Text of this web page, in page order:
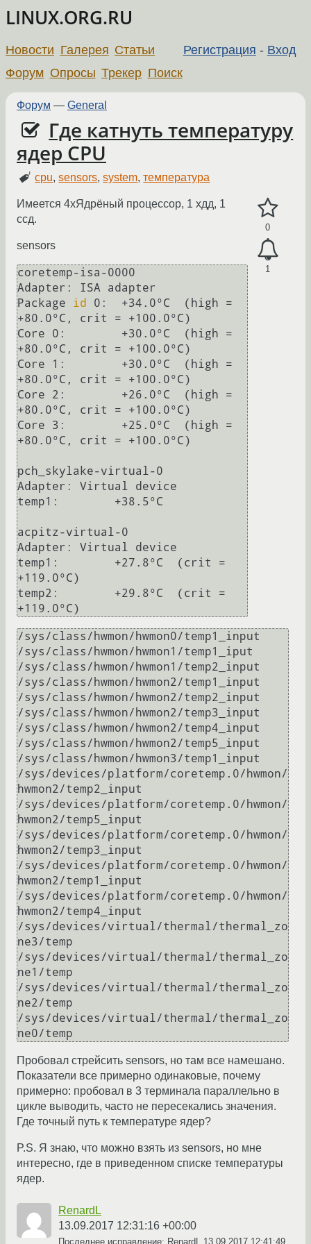
LINUX.ORG.RU
Регистрация - Вход
Новости Галерея Статьи
Форум Опросы Трекер Поиск
Форум — General
Где катнуть температуру
ядер CPU
cpu,sensors,system,температура
0
1
Имеется 4хЯдрёный процессор, 1 хдд, 1
ссд.
sensors
coretemp-isa-0000
Adapter: ISA adapter
Package id
0:  +34.0°C  (high =
+80.0°C, crit = +100.0°C)
Core 0:        +30.0°C  (high =
+80.0°C, crit = +100.0°C)
Core 1:        +30.0°C  (high =
+80.0°C, crit = +100.0°C)
Core 2:        +26.0°C  (high =
+80.0°C, crit = +100.0°C)
Core 3:        +25.0°C  (high =
+80.0°C, crit = +100.0°C)
pch_skylake-virtual-0
Adapter: Virtual device
temp1:        +38.5°C
acpitz-virtual-0
Adapter: Virtual device
temp1:        +27.8°C  (crit =
+119.0°C)
temp2:        +29.8°C  (crit =
/sys/class/hwmon/hwmon0/temp1_input
/sys/class/hwmon/hwmon1/temp1_iput
/sys/class/hwmon/hwmon1/temp2_input
/sys/class/hwmon/hwmon2/temp1_input
/sys/class/hwmon/hwmon2/temp2_input
/sys/class/hwmon/hwmon2/temp3_input
/sys/class/hwmon/hwmon2/temp4_input
/sys/class/hwmon/hwmon2/temp5_input
/sys/class/hwmon/hwmon3/temp1_input
/sys/devices/platform/coretemp.0/hwmon/
hwmon2/temp2_input
/sys/devices/platform/coretemp.0/hwmon/
hwmon2/temp5_input
/sys/devices/platform/coretemp.0/hwmon/
hwmon2/temp3_input
/sys/devices/platform/coretemp.0/hwmon/
hwmon2/temp1_input
/sys/devices/platform/coretemp.0/hwmon/
hwmon2/temp4_input
/sys/devices/virtual/thermal/thermal_zo
ne3/temp
/sys/devices/virtual/thermal/thermal_zo
ne1/temp
/sys/devices/virtual/thermal/thermal_zo
ne2/temp
/sys/devices/virtual/thermal/thermal_zo
Пробовал стрейсить sensors, но там все намешано.
Показатели все примерно одинаковые, почему
примерно: пробовал в 3 терминала параллельно в
цикле выводить, часто не пересекались значения.
Где точный путь к температуре ядер?
P.S. Я знаю, что можно взять из sensors, но мне
интересно, где в приведенном списке температуры
ядер.
RenardL
13.09.2017 12:31:16 +00:00
Последнее исправление: RenardL 13.09.2017 12:41:49